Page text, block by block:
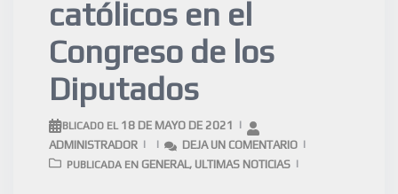
católicos en el
Congreso de los
Diputados
PUBLICADO EL 18 DE MAYO DE 2021
ADMINISTRADOR
DEJA UN COMENTARIO
PUBLICADA EN GENERAL, ULTIMAS NOTICIAS